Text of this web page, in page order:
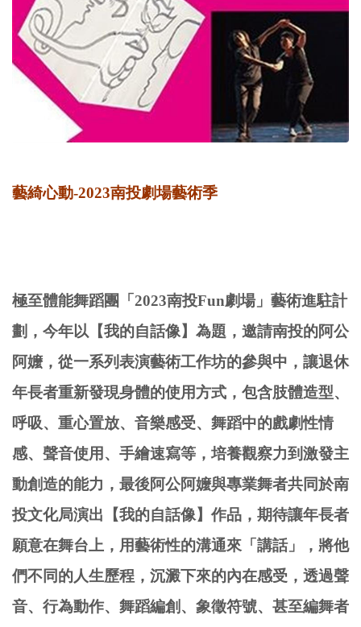
藝綺心動-2023南投劇場藝術季
極至體能舞蹈團「2023南投Fun劇場」藝術進駐計
劃，今年以【我的自話像】為題，邀請南投的阿公
阿嬤，從一系列表演藝術工作坊的參與中，讓退休
年長者重新發現身體的使用方式，包含肢體造型、
呼吸、重心置放、音樂感受、舞蹈中的戲劇性情
感、聲音使用、手繪速寫等，培養觀察力到激發主
動創造的能力，最後阿公阿嬤與專業舞者共同於南
投文化局演出【我的自話像】作品，期待讓年長者
願意在舞台上，用藝術性的溝通來「講話」，將他
們不同的人生歷程，沉澱下來的內在感受，透過聲
音、行為動作、舞蹈編創、象徵符號、甚至編舞者